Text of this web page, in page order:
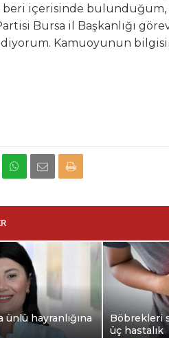
içerisinde bulunduğum,
Bursa il Başkanlığı
Kamuoyunun
ünlü hayranlığına
Böbrekleri
üç hastalık